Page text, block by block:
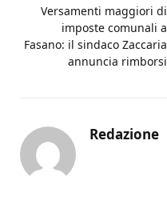
Versamenti maggiori di
imposte comunali a
Fasano: il sindaco Zaccaria
annuncia rimborsi
Redazione